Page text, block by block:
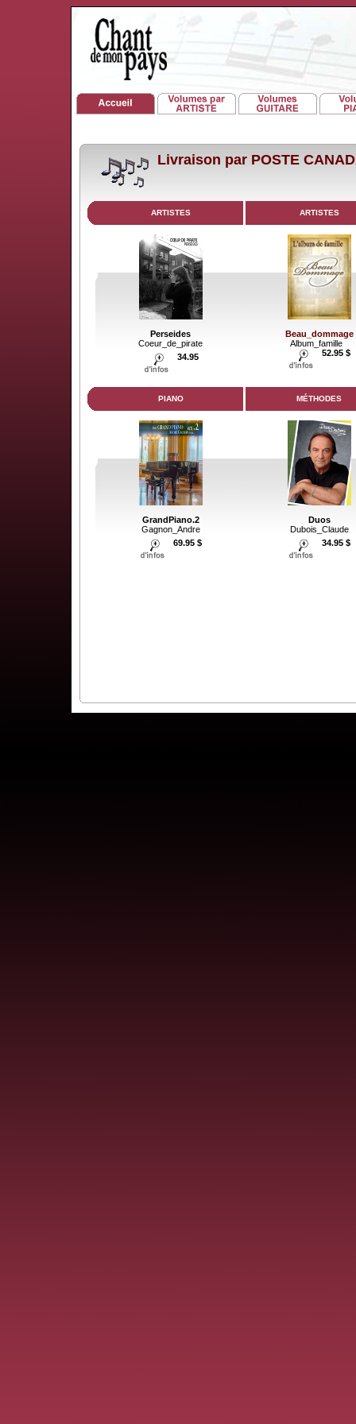
Livraison par POSTE
ARTISTES ARTISTES
Perseides
Coeur_de_pirate
34.95
Beau_dommage
Album_famille
52.95 $
PIANO MÉTHODES
GrandPiano.2
Gagnon_Andre
69.95 $
Duos
Dubois_Claude
34.95 $